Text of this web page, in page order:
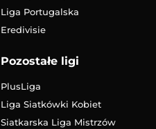
Liga Portugalska
Eredivisie
Pozostałe ligi
PlusLiga
Liga Siatkówki Kobiet
Siatkarska Liga Mistrzów